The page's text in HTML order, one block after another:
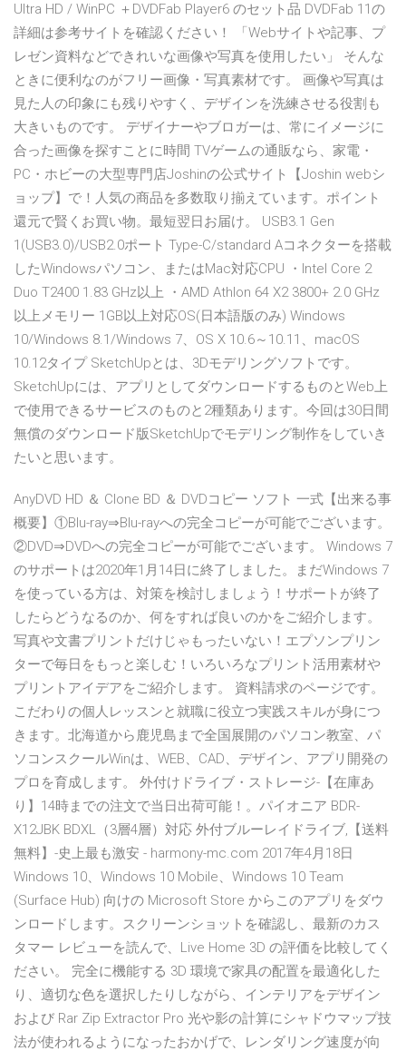
Ultra HD / WinPC ＋DVDFab Player6 のセット品 DVDFab 11の
詳細は参考サイトを確認ください！ 「Webサイトや記事、プ
レゼン資料などできれいな画像や写真を使用したい」 そんな
ときに便利なのがフリー画像・写真素材です。 画像や写真は
見た人の印象にも残りやすく、デザインを洗練させる役割も
大きいものです。 デザイナーやブロガーは、常にイメージに
合った画像を探すことに時間 TVゲームの通販なら、家電・
PC・ホビーの大型専門店Joshinの公式サイト【Joshin webシ
ョップ】で！人気の商品を多数取り揃えています。ポイント
還元で賢くお買い物。最短翌日お届け。 USB3.1 Gen
1(USB3.0)/USB2.0ポート Type-C/standard Aコネクターを搭載
したWindowsパソコン、またはMac対応CPU ・Intel Core 2
Duo T2400 1.83 GHz以上 ・AMD Athlon 64 X2 3800+ 2.0 GHz
以上メモリー 1GB以上対応OS(日本語版のみ) Windows
10/Windows 8.1/Windows 7、OS X 10.6～10.11、macOS
10.12タイプ SketchUpとは、3Dモデリングソフトです。
SketchUpには、アプリとしてダウンロードするものとWeb上
で使用できるサービスのものと2種類あります。今回は30日間
無償のダウンロード版SketchUpでモデリング制作をしていき
たいと思います。
AnyDVD HD ＆ Clone BD ＆ DVDコピー ソフト 一式【出来る事
概要】①Blu-ray⇒Blu-rayへの完全コピーが可能でございます。
②DVD⇒DVDへの完全コピーが可能でございます。 Windows 7
のサポートは2020年1月14日に終了しました。まだWindows 7
を使っている方は、対策を検討しましょう！サポートが終了
したらどうなるのか、何をすれば良いのかをご紹介します。
写真や文書プリントだけじゃもったいない！エプソンプリン
ターで毎日をもっと楽しむ！いろいろなプリント活用素材や
プリントアイデアをご紹介します。 資料請求のページです。
こだわりの個人レッスンと就職に役立つ実践スキルが身につ
きます。北海道から鹿児島まで全国展開のパソコン教室、パ
ソコンスクールWinは、WEB、CAD、デザイン、アプリ開発の
プロを育成します。 外付けドライブ・ストレージ-【在庫あ
り】14時までの注文で当日出荷可能！。パイオニア BDR-
X12JBK BDXL（3層4層）対応 外付ブルーレイドライブ,【送料
無料】-史上最も激安 - harmony-mc.com 2017年4月18日
Windows 10、Windows 10 Mobile、Windows 10 Team
(Surface Hub) 向けの Microsoft Store からこのアプリをダウ
ンロードします。スクリーンショットを確認し、最新のカス
タマー レビューを読んで、Live Home 3D の評価を比較してく
ださい。 完全に機能する 3D 環境で家具の配置を最適化した
り、適切な色を選択したりしながら、インテリアをデザイン
および Rar Zip Extractor Pro 光や影の計算にシャドウマップ技
法が使われるようになったおかげで、レンダリング速度が向